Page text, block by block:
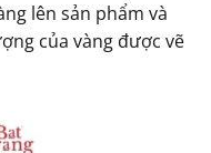
lên sản phẩm và
của vàng được vẽ